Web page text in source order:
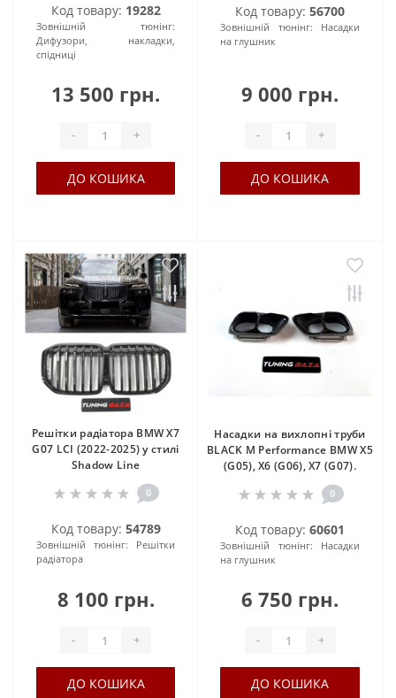
Код товару: 19282
Зовнішній тюнінг:
Дифузори, накладки,
спідниці
13 500 грн.
- +
ДО КОШИКА
Код товару: 56700
Зовнішній тюнінг:
Насадки
на глушник
9 000 грн.
- +
ДО КОШИКА
Решітки радіатора BMW X7
G07 LCI (2022-2025) у стилі
Shadow Line
0
Код товару: 54789
Зовнішній тюнінг:
Решітки
радіатора
8 100 грн.
- +
ДО КОШИКА
Насадки на вихлопні труби
BLACK M Performance BMW X5
(G05), X6 (G06), X7 (G07).
0
Код товару: 60601
Зовнішній тюнінг:
Насадки
на глушник
6 750 грн.
- +
ДО КОШИКА